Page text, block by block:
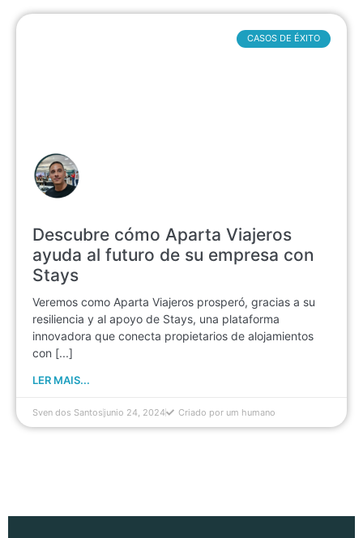
Descubre cómo Aparta Viajeros
ayuda al futuro de su empresa con
Stays
Veremos como Aparta Viajeros prosperó, gracias a su
resiliencia y al apoyo de Stays, una plataforma
innovadora que conecta propietarios de alojamientos
con [...]
LER MAIS...
CASOS DE ÉXITO
Sven dos Santos junio 24, 2024 Criado por um humano